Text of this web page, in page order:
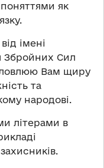
як
імені
Збройних Сил
Вам щиру
та
народові.
літерами в